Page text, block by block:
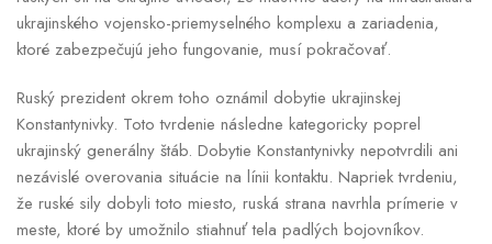
ukrajinského vojensko-priemyselného komplexu a zariadenia,
ktoré zabezpečujú jeho fungovanie, musí pokračovať.
Ruský prezident okrem toho oznámil dobytie ukrajinskej
Konstantynivky. Toto tvrdenie následne kategoricky poprel
ukrajinský generálny štáb. Dobytie Konstantynivky nepotvrdili ani
nezávislé overovania situácie na línii kontaktu. Napriek tvrdeniu,
že ruské sily dobyli toto miesto, ruská strana navrhla prímerie v
meste, ktoré by umožnilo stiahnuť tela padlých bojovníkov.